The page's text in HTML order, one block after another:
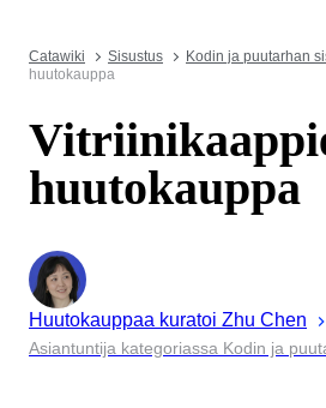
Catawiki Sisustus Kodin ja puutarhan
huutokauppa
huutokauppa
Huutokauppaa kuratoi Zhu Chen
Asiantuntija kategoriassa Kodin ja